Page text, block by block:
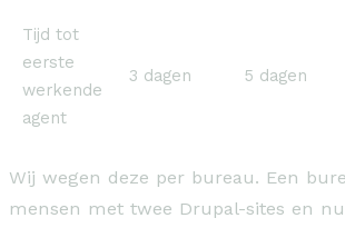
Tijd tot
eerste
werkende
agent
3 dagen 5 dagen
Wij wegen deze per bureau. Een
mensen met twee Drupal-sites en